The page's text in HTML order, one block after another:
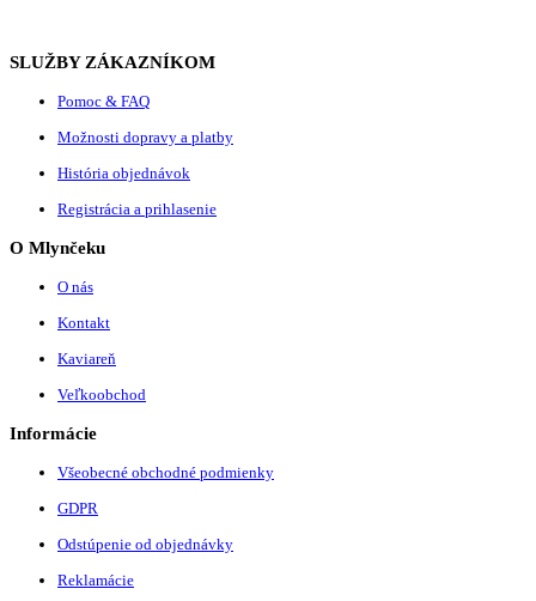
SLUŽBY ZÁKAZNÍKOM
Pomoc & FAQ
Možnosti dopravy a platby
História objednávok
Registrácia a prihlasenie
O Mlynčeku
O nás
Kontakt
Kaviareň
Veľkoobchod
Informácie
Všeobecné obchodné podmienky
GDPR
Odstúpenie od objednávky
Reklamácie